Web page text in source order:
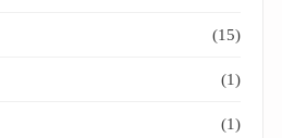
(15)
(1)
(1)